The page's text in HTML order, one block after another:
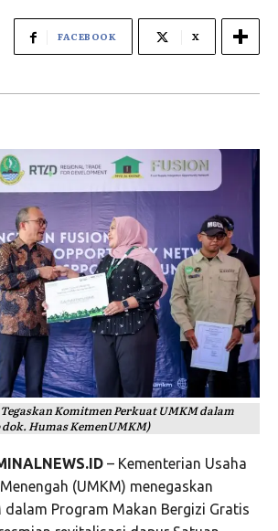
FACEBOOK X
Komitmen Perkuat UMKM dalam
dok. Humas KemenUMKM)
– Kementerian Usaha
(UMKM) menegaskan
dalam Program Makan Bergizi Gratis